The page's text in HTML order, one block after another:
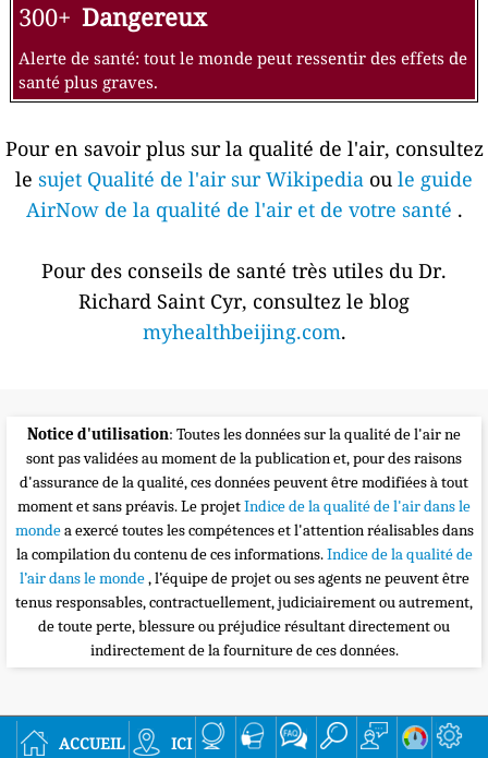
300+ Dangereux
Alerte de santé: tout le monde peut ressentir des effets de
santé plus graves.
Pour en savoir plus sur la qualité de l'air, consultez
le sujet Qualité de l'air sur Wikipedia ou le guide
AirNow de la qualité de l'air et de votre santé .
Pour des conseils de santé très utiles du Dr.
Richard Saint Cyr, consultez le blog
myhealthbeijing.com.
Notice d'utilisation: Toutes les données sur la qualité de l'air ne
sont pas validées au moment de la publication et, pour des raisons
d'assurance de la qualité, ces données peuvent être modifiées à tout
moment et sans préavis. Le projetIndice de la qualité de l'air dans le
mondea exercé toutes les compétences et l'attention réalisables dans
la compilation du contenu de ces informations.Indice de la qualité de
l’air dans le monde, l’équipe de projet ou ses agents ne peuvent être
tenus responsables, contractuellement, judiciairement ou autrement,
de toute perte, blessure ou préjudice résultant directement ou
indirectement de la fourniture de ces données.
accueil ici